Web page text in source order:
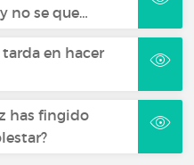
no se que…
en hacer
has fingido